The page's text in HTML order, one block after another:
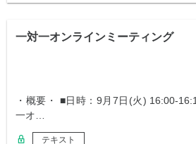
一対一オンラインミーティング
・概要・ ■日時：9月7日(火) 16:00-
一オ…
テキスト